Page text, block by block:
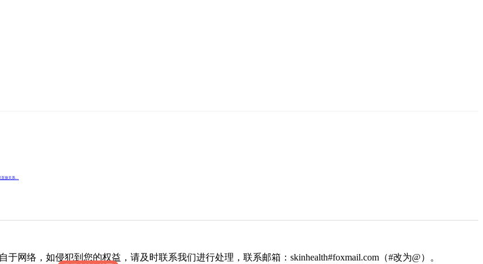
直接关系...
网络，如侵犯到您的权益，请及时联系我们进行处理，联系邮箱：skinhealth#foxmail.com（#改为@）。